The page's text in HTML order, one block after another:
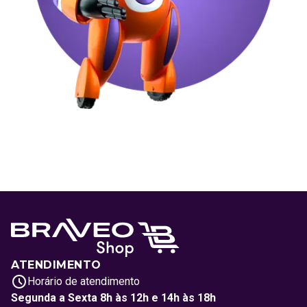
ATENDIMENTO
Horário de atendimento
Segunda a Sexta 8h às 12h e 14h às 18h